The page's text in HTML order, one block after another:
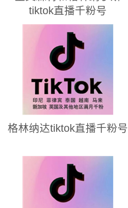
tiktok直播千粉号
格林纳达tiktok直播千粉号